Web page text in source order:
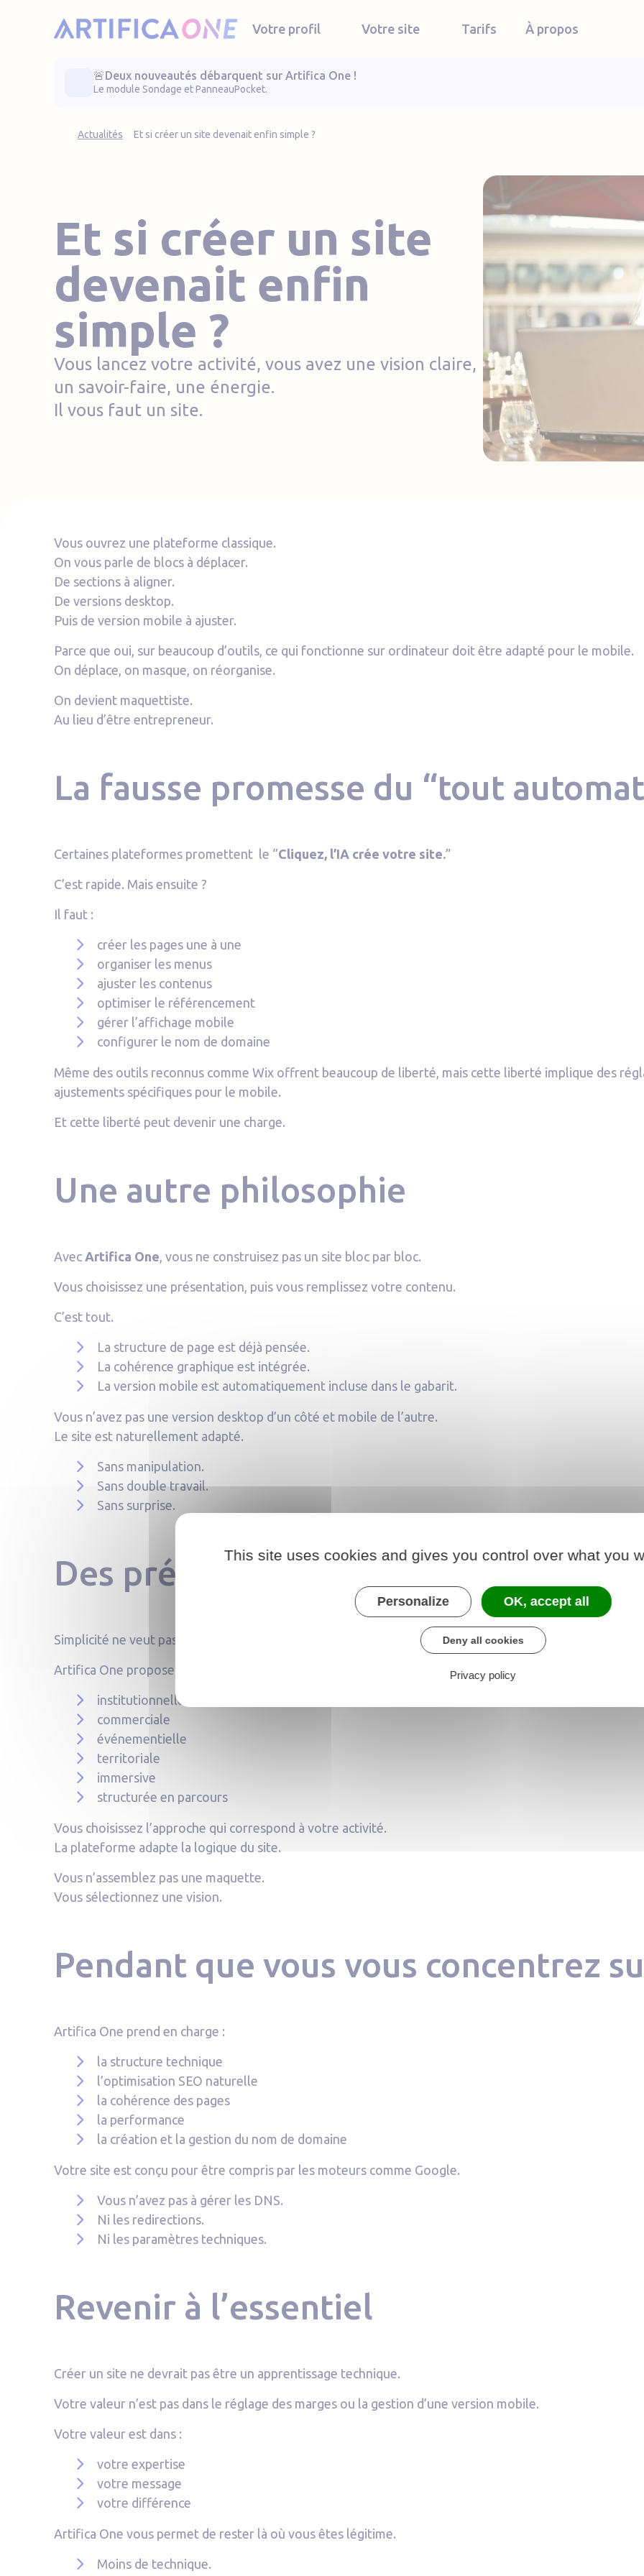
Artifica One
Votre profil Votre site Tarifs À propos
🚨Deux nouveautés débarquent sur Artifica One !
Le module Sondage et PanneauPocket.
Actualités Et si créer un site devenait enfin simple ?
Et si créer un site
devenait enfin
simple ?
Vous lancez votre activité, vous avez une vision claire,
un savoir-faire, une énergie.
Il vous faut un site.
Vous ouvrez une plateforme classique.
On vous parle de blocs à déplacer.
De sections à aligner.
De versions desktop.
Puis de version mobile à ajuster.
Parce que oui, sur beaucoup d’outils, ce qui fonctionne sur ordinateur doit être adapté pour le mobile.
On déplace, on masque, on réorganise.
On devient maquettiste.
Au lieu d’être entrepreneur.
La fausse promesse du “tout
Certaines plateformes promettent le “Cliquez, l’IA crée votre site.”
C’est rapide. Mais ensuite ?
Il faut :
créer les pages une à une
organiser les menus
ajuster les contenus
optimiser le référencement
gérer l’affichage mobile
configurer le nom de domaine
Même des outils reconnus comme Wix offrent beaucoup de liberté, mais cette liberté implique des
ajustements spécifiques pour le mobile.
Et cette liberté peut devenir une charge.
Une autre philosophie
Avec Artifica One , vous ne construisez pas un site bloc par bloc.
Vous choisissez une présentation, puis vous remplissez votre contenu.
C’est tout.
La structure de page est déjà pensée.
La cohérence graphique est intégrée.
La version mobile est automatiquement incluse dans le gabarit.
Vous n’avez pas une version desktop d’un côté et mobile de l’autre.
Le site est naturellement adapté.
Sans manipulation.
Sans double travail.
Sans surprise.
Des présentations variées, sans
Simplicité ne veut pas dire uniformité.
Artifica One propose différentes présentations de sites :
institutionnelle
commerciale
événementielle
territoriale
immersive
structurée en parcours
Vous choisissez l’approche qui correspond à votre activité.
La plateforme adapte la logique du site.
Vous n’assemblez pas une maquette.
Vous sélectionnez une vision.
Pendant que vous vous concentrez
Artifica One prend en charge :
la structure technique
l’optimisation SEO naturelle
la cohérence des pages
la performance
la création et la gestion du nom de domaine
Votre site est conçu pour être compris par les moteurs comme Google.
Vous n’avez pas à gérer les DNS.
Ni les redirections.
Ni les paramètres techniques.
Revenir à l’essentiel
Créer un site ne devrait pas être un apprentissage technique.
Votre valeur n’est pas dans le réglage des marges ou la gestion d’une version mobile.
Votre valeur est dans :
votre expertise
votre message
votre différence
Artifica One vous permet de rester là où vous êtes légitime.
Moins de technique.
This site uses cookies and gives you control over what you
Personalize OK, accept all
Deny all cookies
Privacy policy